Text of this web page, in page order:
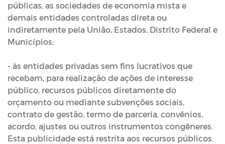
públicas, as sociedades de economia mista e
demais entidades controladas direta ou
indiretamente pela União, Estados, Distrito Federal e
Municípios;
- às entidades privadas sem fins lucrativos que
recebam, para realização de ações de interesse
público, recursos públicos diretamente do
orçamento ou mediante subvenções sociais,
contrato de gestão, termo de parceria, convênios,
acordo, ajustes ou outros instrumentos congêneres.
Esta publicidade está restrita aos recursos públicos.